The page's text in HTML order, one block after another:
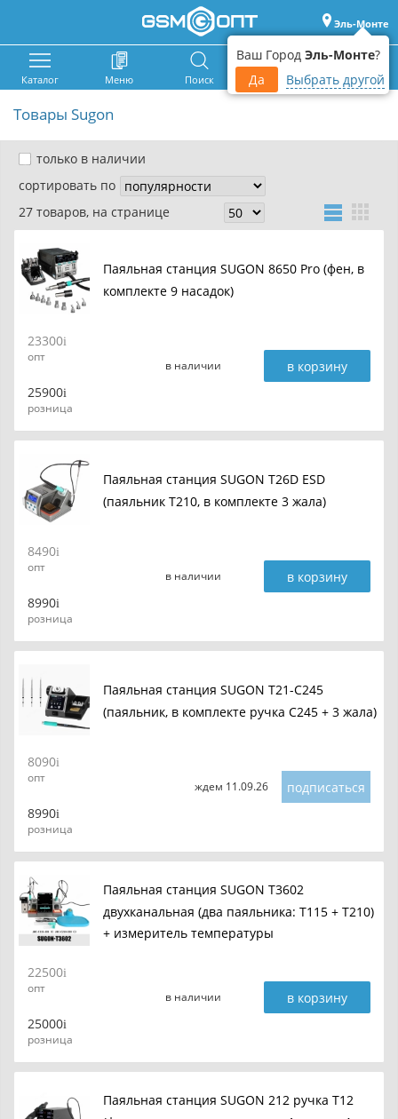
Ваш Город Эль-Монте?
Да
Выбрать другой
Эль-Монте
Каталог Меню Поиск Корзина Войти
Товары Sugon
только в наличии
сортировать по
27 товаров, на странице
Паяльная станция SUGON 8650 Pro (фен, в
комплекте 9 насадок)
23300
опт
25900
розница
в наличии в корзину
Паяльная станция SUGON T26D ESD
(паяльник T210, в комплекте 3 жала)
8490
опт
8990
розница
в наличии в корзину
Паяльная станция SUGON T21-C245
(паяльник, в комплекте ручка С245 + 3 жала)
8090
опт
8990
розница
ждем 11.09.26 подписаться
Паяльная станция SUGON T3602
двухканальная (два паяльника: T115 + T210)
+ измеритель температуры
22500
опт
25000
розница
в наличии в корзину
Паяльная станция SUGON 212 ручка T12